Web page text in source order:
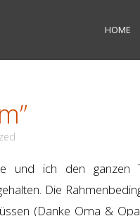
HOME
und ich den
Die
(Danke Oma &